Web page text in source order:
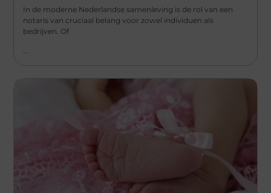
In de moderne Nederlandse samenleving is de rol van een
notaris van cruciaal belang voor zowel individuen als
bedrijven. Of